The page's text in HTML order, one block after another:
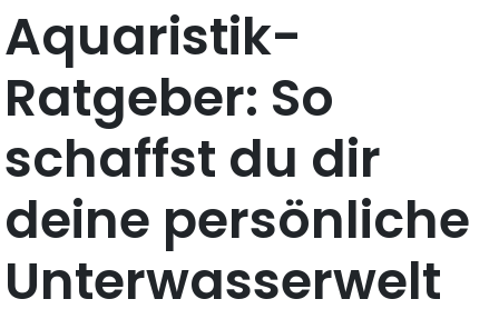
Aquaristik-
Ratgeber: So
schaffst du dir
deine persönliche
Unterwasserwelt